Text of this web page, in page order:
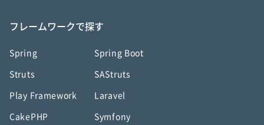
フレームワークで探す
Spring Spring Boot
Struts SAStruts
Play Framework Laravel
CakePHP Symfony